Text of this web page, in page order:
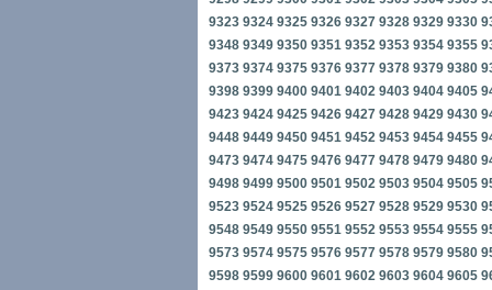
9323 9324 9325 9326 9327 9328 9329 9330
9348 9349 9350 9351 9352 9353 9354 9355
9373 9374 9375 9376 9377 9378 9379 9380
9398 9399 9400 9401 9402 9403 9404 9405
9423 9424 9425 9426 9427 9428 9429 9430
9448 9449 9450 9451 9452 9453 9454 9455
9473 9474 9475 9476 9477 9478 9479 9480
9498 9499 9500 9501 9502 9503 9504 9505
9523 9524 9525 9526 9527 9528 9529 9530
9548 9549 9550 9551 9552 9553 9554 9555
9573 9574 9575 9576 9577 9578 9579 9580
9598 9599 9600 9601 9602 9603 9604 9605